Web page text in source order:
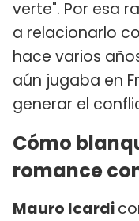
verte". Por esa
a relacionarlo
hace varios
aún jugaba en
generar el
Cómo
romance
Mauro Icardi